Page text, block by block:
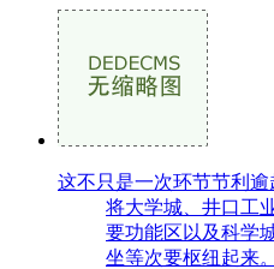
这不只是一次环节节利逾
将大学城、井口工
要功能区以及科学
坐等次要枢纽起来